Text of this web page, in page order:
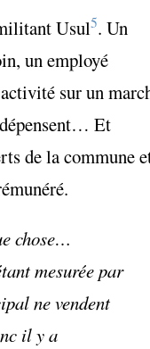
Usul5. Un
un employé
sur un
Et
de la commune
chose…
mesurée par
ne vendent
il y a